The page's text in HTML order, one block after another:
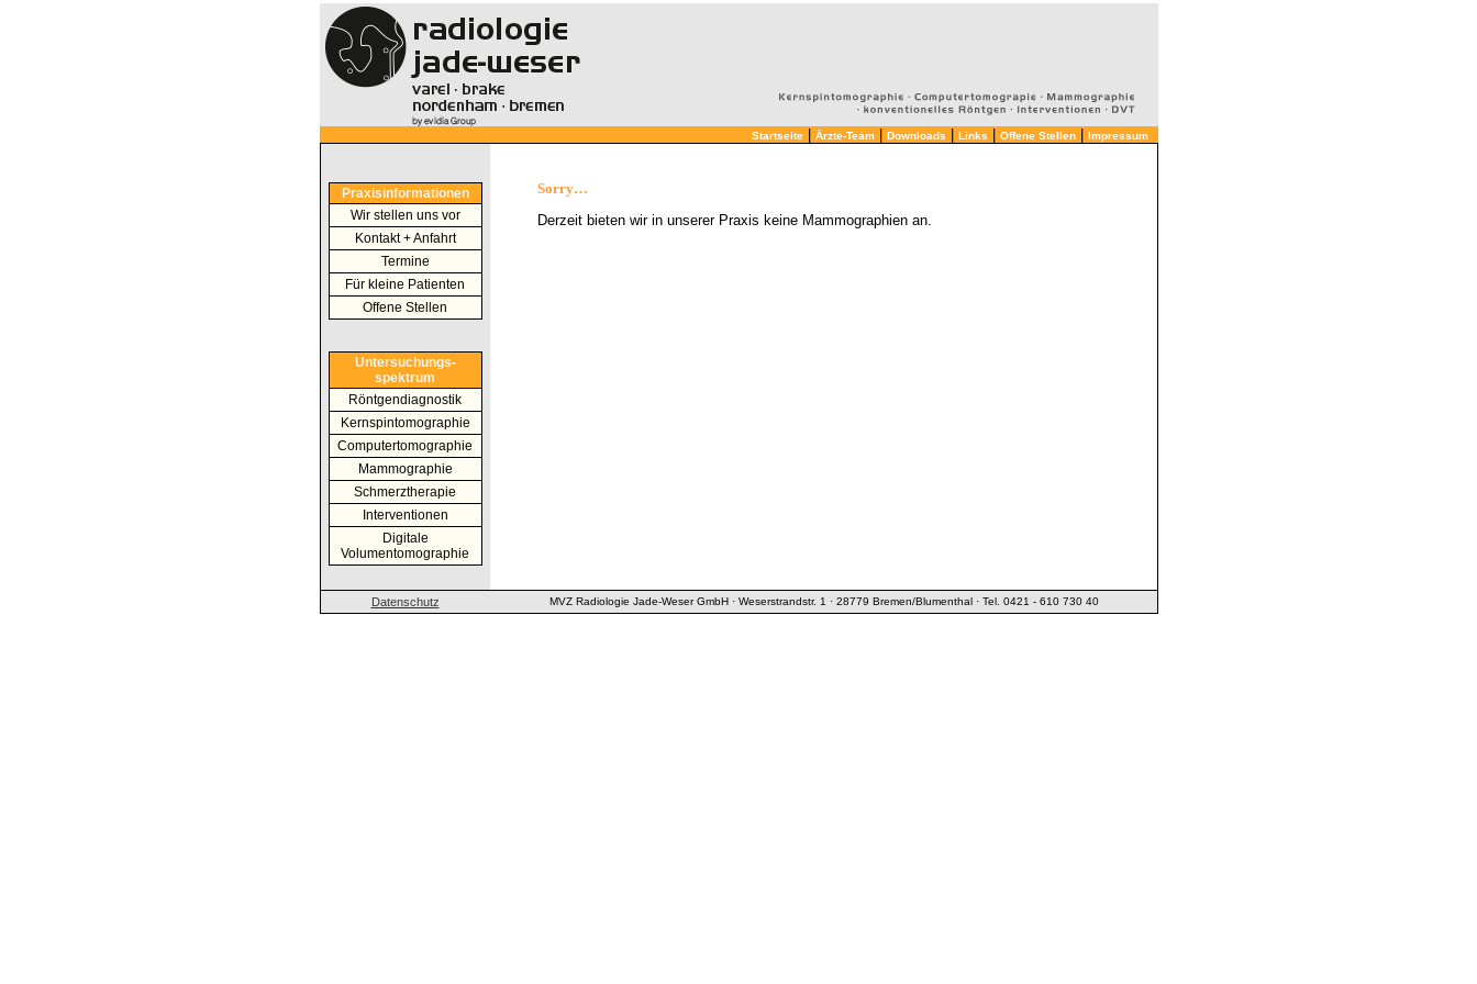
Startseite| Ärzte-Team| Downloads Links Offene Stellen| Impressum
Praxisinformationen
Wir stellen uns vor
Kontakt + Anfahrt
Termine
Für kleine Patienten
Offene Stellen
Untersuchungs-
spektrum
Röntgendiagnostik
Kernspintomographie
Computertomographie
Mammographie
Schmerztherapie
Interventionen
Digitale
Volumentomographie
Sorry…
Derzeit bieten wir in unserer Praxis keine Mammographien an.
Datenschutz MVZ Radiologie Jade-Weser GmbH · Weserstrandstr. 1 · 28779 Bremen/Blumenthal · Tel. 0421 - 610 730 40